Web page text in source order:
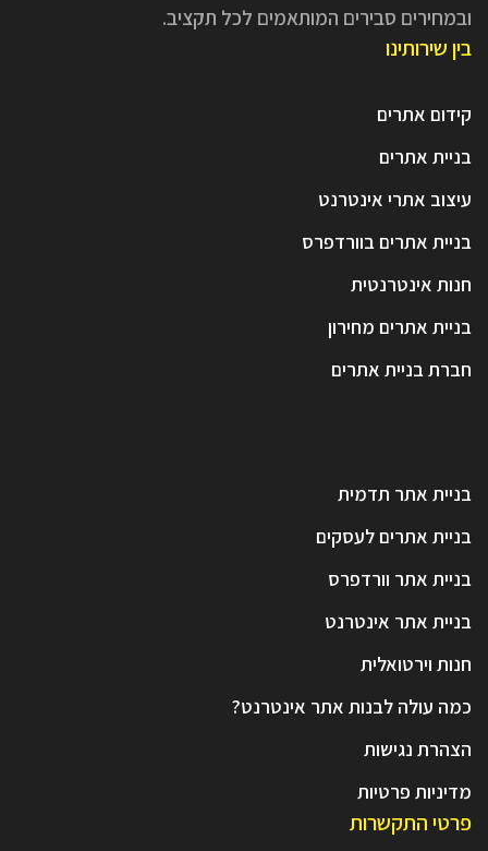
ובמחירים סבירים המותאמים לכל תקציב.
בין שירותינו
קידום אתרים
בניית אתרים
עיצוב אתרי אינטרנט
בניית אתרים בוורדפרס
חנות אינטרנטית
בניית אתרים מחירון
חברת בניית אתרים
בניית אתר תדמית
בניית אתרים לעסקים
בניית אתר וורדפרס
בניית אתר אינטרנט
חנות וירטואלית
כמה עולה לבנות אתר אינטרנט?
הצהרת נגישות
מדיניות פרטיות
פרטי התקשרות